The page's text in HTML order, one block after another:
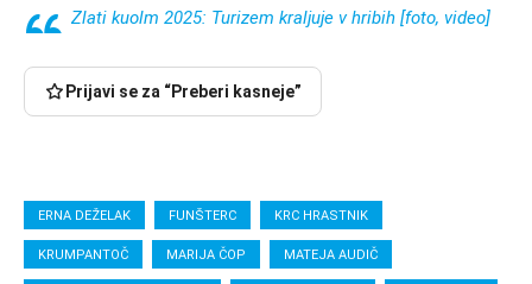
Zlati kuolm 2025: Turizem kraljuje v hribih [foto, video]
Prijavi se za “Preberi kasneje”
ERNA DEŽELAK FUNŠTERC KRC HRASTNIK
KRUMPANTOČ MARIJA ČOP MATEJA AUDIČ